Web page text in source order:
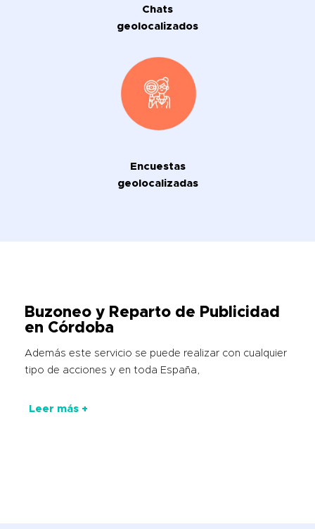
Chats
geolocalizados
Encuestas
geolocalizadas
Buzoneo y Reparto de Publicidad
en Córdoba
Además este servicio se puede realizar con cualquier
tipo de acciones y en toda España,
Leer más +